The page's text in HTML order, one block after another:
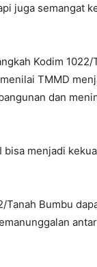
juga semangat
Kodim 1022/
TMMD
dan
menjadi
Tanah Bumbu